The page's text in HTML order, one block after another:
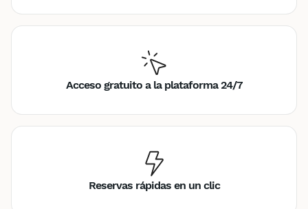
Acceso gratuito a la plataforma 24/7
Reservas rápidas en un clic